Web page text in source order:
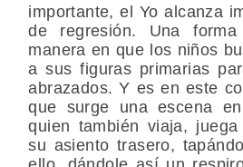
importante, el Yo alcanza
de regresión. Una
manera en que los niños
a sus figuras primarias
abrazados. Y es en este
que surge una escena
quien también viaja,
su asiento trasero,